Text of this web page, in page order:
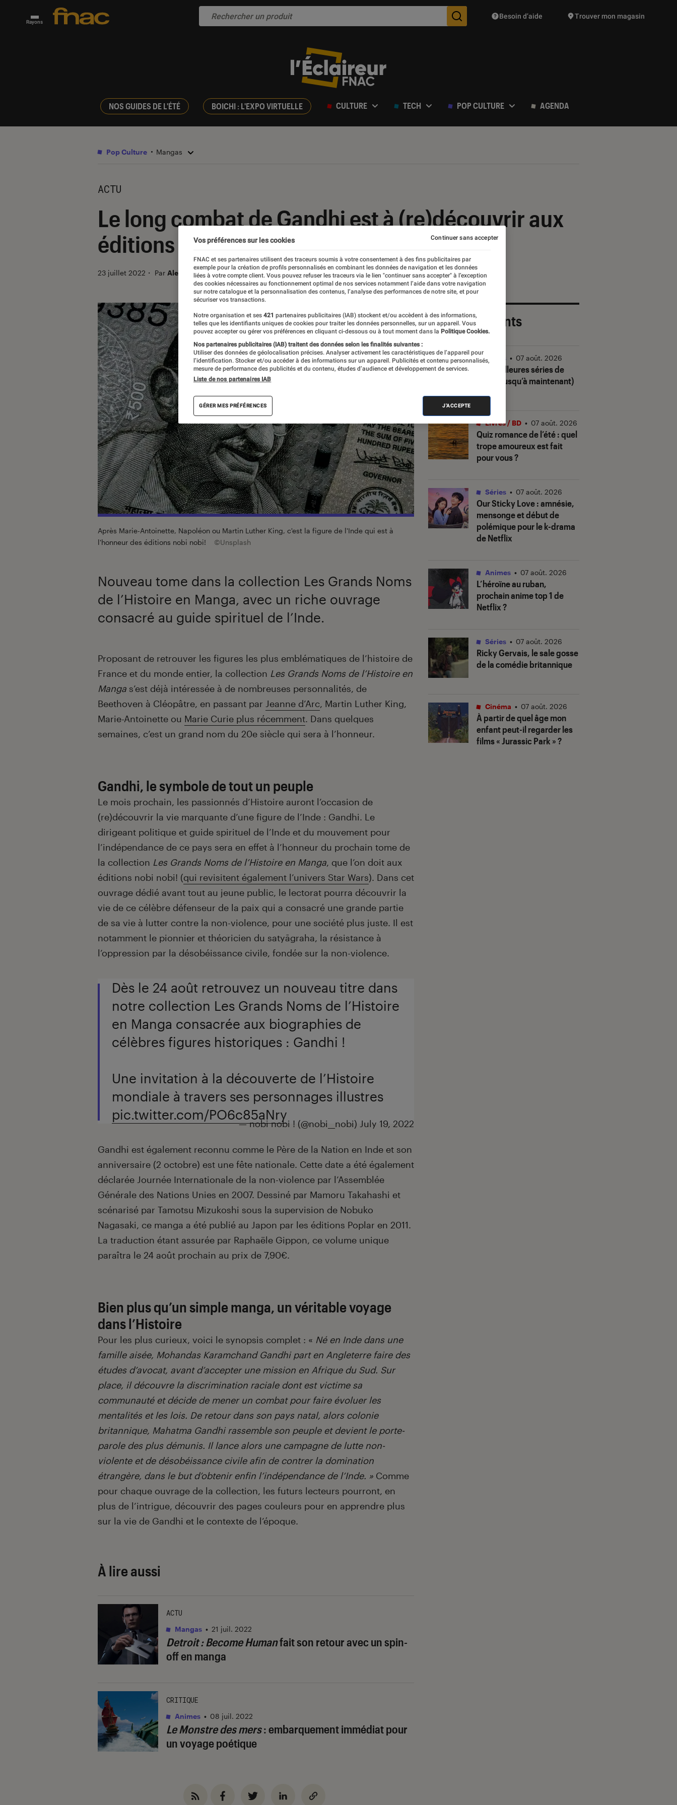
Rayons Des suggestions de produits vont vous être proposées
Besoin d’aide Trouver mon magasin
NOS GUIDES DE L'ÉTÉ BOICHI : L'EXPO VIRTUELLE CULTURE TECH POP CULTURE AGENDA
Pop Culture Mangas
ACTU
Le long combat de Gandhi est à (re)découvrir aux
éditions nobi nobi!
23 juillet 2022 ・ Par Alexandre Manceau
Après Marie-Antoinette, Napoléon ou Martin Luther King, c'est la figure de l'Inde qui est à
l'honneur des éditions nobi nobi!
©Unsplash
Nouveau tome dans la collection Les Grands Noms
de l’Histoire en Manga, avec un riche ouvrage
consacré au guide spirituel de l’Inde.
Introduction
Proposant de retrouver les figures les plus emblématiques de l’histoire de
France et du monde entier, la collection Les Grands Noms de l’Histoire en
Manga s’est déjà intéressée à de nombreuses personnalités, de
Beethoven à Cléopâtre, en passant par Jeanne d’Arc, Martin Luther King,
Marie-Antoinette ou Marie Curie plus récemment. Dans quelques
semaines, c’est un grand nom du 20e siècle qui sera à l’honneur.
Gandhi, le symbole de tout un peuple
Le mois prochain, les passionnés d’Histoire auront l’occasion de
(re)découvrir la vie marquante d’une figure de l’Inde : Gandhi. Le
dirigeant politique et guide spirituel de l’Inde et du mouvement pour
l’indépendance de ce pays sera en effet à l’honneur du prochain tome de
la collection Les Grands Noms de l’Histoire en Manga, que l’on doit aux
éditions nobi nobi! (qui revisitent également l’univers Star Wars). Dans cet
ouvrage dédié avant tout au jeune public, le lectorat pourra découvrir la
vie de ce célèbre défenseur de la paix qui a consacré une grande partie
de sa vie à lutter contre la non-violence, pour une société plus juste. Il est
notamment le pionnier et théoricien du satyāgraha, la résistance à
l’oppression par la désobéissance civile, fondée sur la non-violence.
Dès le 24 août retrouvez un nouveau titre dans
notre collection Les Grands Noms de l’Histoire
en Manga consacrée aux biographies de
célèbres figures historiques : Gandhi !
Une invitation à la découverte de l’Histoire
mondiale à travers ses personnages illustres
pic.twitter.com/PO6c85aNry
— nobi nobi ! (@nobi__nobi) July 19, 2022
Gandhi est également reconnu comme le Père de la Nation en Inde et son
anniversaire (2 octobre) est une fête nationale. Cette date a été également
déclarée Journée Internationale de la non-violence par l’Assemblée
Générale des Nations Unies en 2007. Dessiné par Mamoru Takahashi et
scénarisé par Tamotsu Mizukoshi sous la supervision de Nobuko
Nagasaki, ce manga a été publié au Japon par les éditions Poplar en 2011.
La traduction étant assurée par Raphaële Gippon, ce volume unique
paraîtra le 24 août prochain au prix de 7,90€.
Bien plus qu’un simple manga, un véritable voyage
dans l’Histoire
Pour les plus curieux, voici le synopsis complet : « Né en Inde dans une
famille aisée, Mohandas Karamchand Gandhi part en Angleterre faire des
études d’avocat, avant d’accepter une mission en Afrique du Sud. Sur
place, il découvre la discrimination raciale dont est victime sa
communauté et décide de mener un combat pour faire évoluer les
mentalités et les lois. De retour dans son pays natal, alors colonie
britannique, Mahatma Gandhi rassemble son peuple et devient le porte-
parole des plus démunis. Il lance alors une campagne de lutte non-
violente et de désobéissance civile afin de contrer la domination
étrangère, dans le but d’obtenir enfin l’indépendance de l’Inde. » Comme
pour chaque ouvrage de la collection, les futurs lecteurs pourront, en
plus de l’intrigue, découvrir des pages couleurs pour en apprendre plus
sur la vie de Gandhi et le contexte de l’époque.
À lire aussi
Detroit : Become Humanfait son retour avec un spin-
off en manga
ACTU
Mangas • 21 juil. 2022
Le Monstre des mers: embarquement immédiat pour
un voyage poétique
CRITIQUE
Animes • 08 juil. 2022
Les plus récents
Les meilleures séries de
2026 (jusqu’à maintenant)
Séries • 07 août. 2026
Quiz romance de l’été : quel
trope amoureux est fait
pour vous ?
Livres / BD • 07 août. 2026
Our Sticky Love: amnésie,
mensonge et début de
polémique pour le k-drama
de Netflix
Séries • 07 août. 2026
L’héroïne au ruban,
prochain anime top 1 de
Netflix ?
Animes • 07 août. 2026
Ricky Gervais, le sale gosse
de la comédie britannique
Séries • 07 août. 2026
À partir de quel âge mon
enfant peut-il regarder les
films « Jurassic Park » ?
Cinéma • 07 août. 2026
Vos préférences sur les cookies
FNAC et ses partenaires utilisent des traceurs soumis à votre consentement à des fins publicitaires par
exemple pour la création de profils personnalisés en combinant les données de navigation et les données
liées à votre compte client. Vous pouvez refuser les traceurs via le lien "continuer sans accepter" à l’exception
des cookies nécessaires au fonctionnement optimal de nos services notamment l’aide dans votre navigation
sur notre catalogue et la personnalisation des contenus, l’analyse des performances de notre site, et pour
sécuriser vos transactions.
Notre organisation et ses 421 partenaires publicitaires (IAB) stockent et/ou accèdent à des informations,
telles que les identifiants uniques de cookies pour traiter les données personnelles, sur un appareil. Vous
pouvez accepter ou gérer vos préférences en cliquant ci-dessous ou à tout moment dans la Politique Cookies.
Nos partenaires publicitaires (IAB) traitent des données selon les finalités suivantes :
Utiliser des données de géolocalisation précises. Analyser activement les caractéristiques de l’appareil pour
l’identification. Stocker et/ou accéder à des informations sur un appareil. Publicités et contenu personnalisés,
mesure de performance des publicités et du contenu, études d’audience et développement de services.
Liste de nos partenaires IAB
GÉRER MES PRÉFÉRENCES J'ACCEPTE
Continuer sans accepter